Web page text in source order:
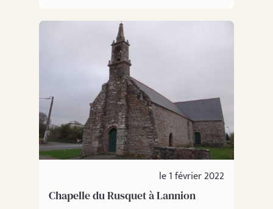
le 1 février 2022
Chapelle du Rusquet à Lannion